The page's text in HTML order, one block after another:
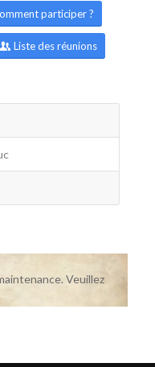
participer ?
Liste des réunions
Veuillez